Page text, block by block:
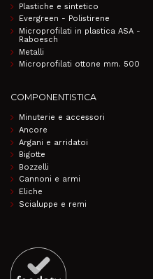
Plastiche e sintetico
Evergreen - Polistirene
Microprofilati in plastica ASA -
Raboesch
Metalli
Microprofilati ottone mm. 500
COMPONENTISTICA
Minuterie e accessori
Ancore
Argani e arridatoi
Bigotte
Bozzelli
Cannoni e armi
Eliche
Scialuppe e remi